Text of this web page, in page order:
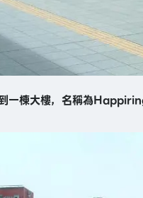
一棟大樓，名稱為